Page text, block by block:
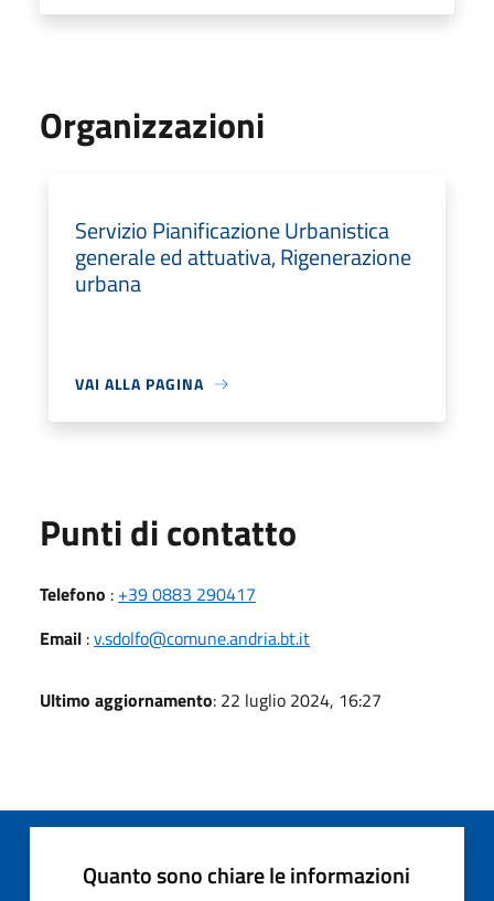
Organizzazioni
Servizio Pianificazione Urbanistica
generale ed attuativa, Rigenerazione
urbana
VAI ALLA PAGINA
Punti di contatto
Telefono : +39 0883 290417
Email :v.sdolfo@comune.andria.bt.it
Ultimo aggiornamento: 22 luglio 2024, 16:27
Quanto sono chiare le informazioni